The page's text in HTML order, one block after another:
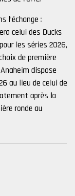
l’échange :
celui des Ducks
les séries 2026,
de première
dispose
au lieu de celui de
après la
ronde au